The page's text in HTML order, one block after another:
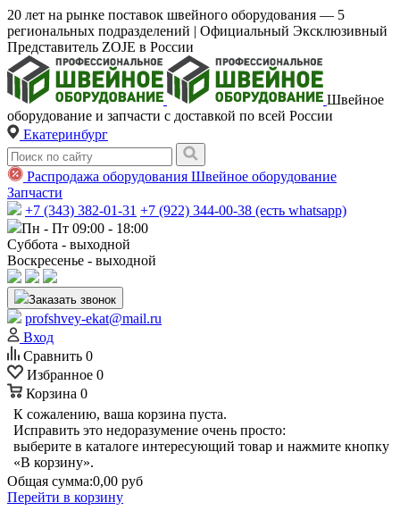
20 лет на рынке поставок швейного оборудования — 5
региональных подразделений | Официальный Эксклюзивный
Представитель ZOJE в России
Швейное
оборудование и запчасти с доставкой по всей России
Екатеринбург
Распродажа оборудования Швейное оборудование
Запчасти
+7 (343) 382-01-31 +7 (922) 344-00-38 (есть whatsapp)
Пн - Пт 09:00 - 18:00
Суббота - выходной
Воскресенье - выходной
Заказать звонок
profshvey-ekat@mail.ru
Вход
Сравнить 0
Избранное 0
Корзина 0
К сожалению, ваша корзина пуста.
Исправить это недоразумение очень просто:
выберите в каталоге интересующий товар и нажмите кнопку
«В корзину».
Общая сумма:0,00 руб
Перейти в корзину